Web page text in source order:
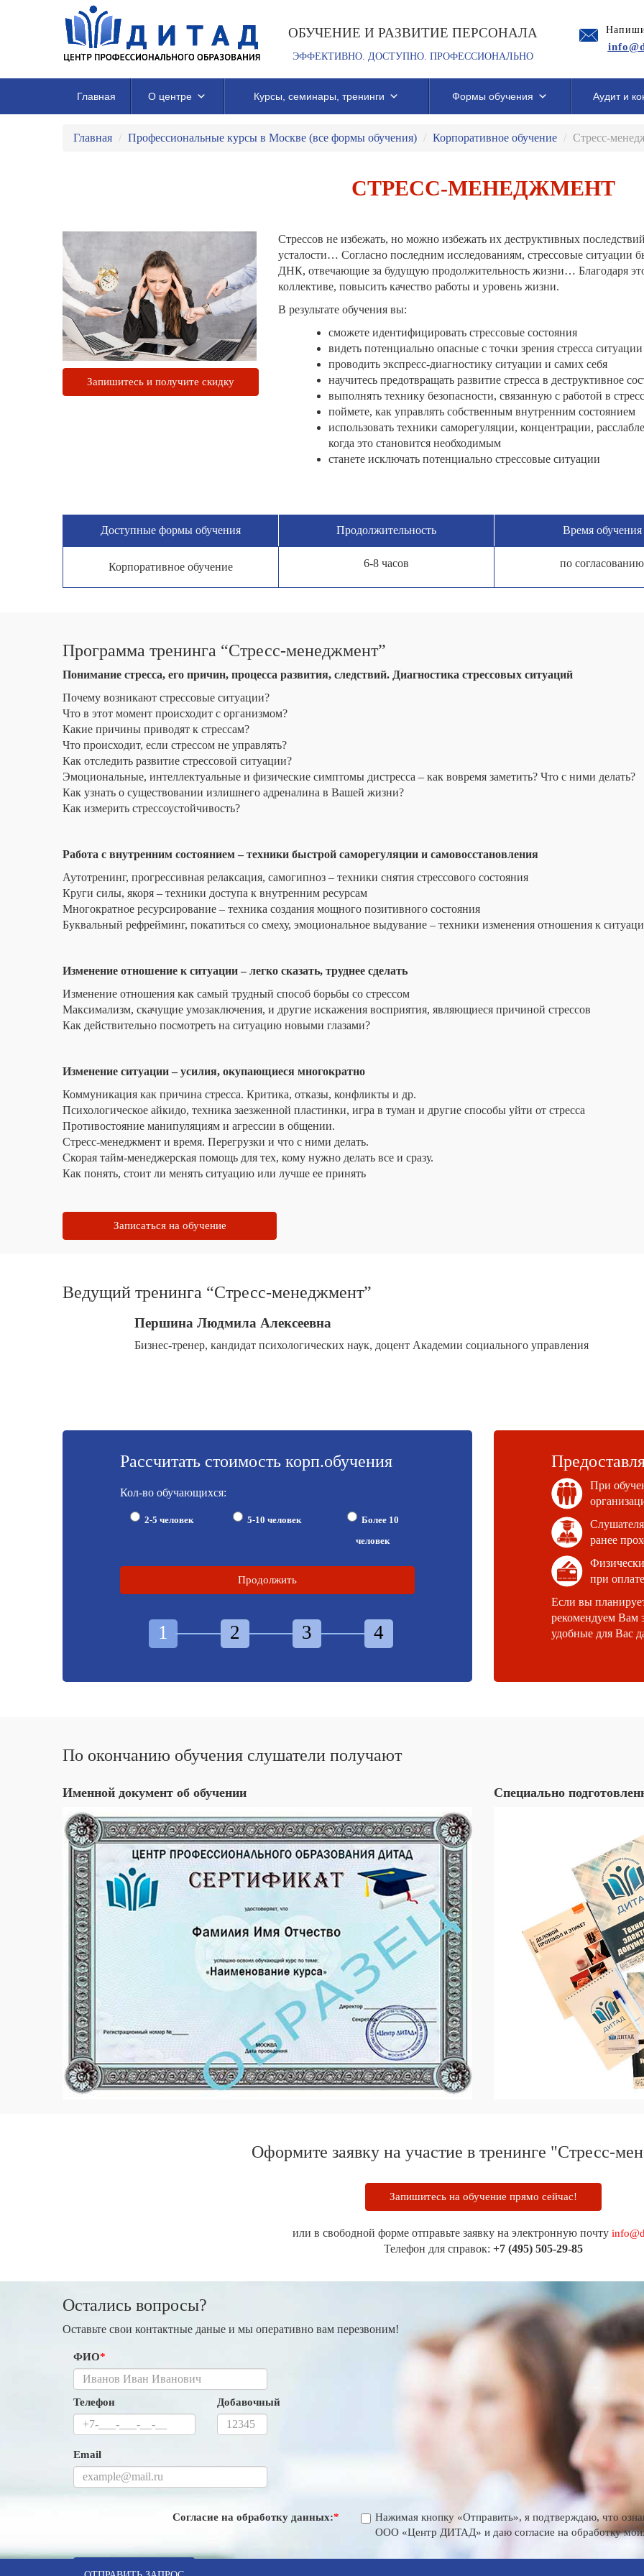
ОБУЧЕНИЕ И РАЗВИТИЕ ПЕРСОНАЛА
ЭФФЕКТИВНО. ДОСТУПНО. ПРОФЕССИОНАЛЬНО
Главная О центре Курсы, семинары, тренинги Формы обучения Аудит и
Главная / Профессиональные курсы в Москве (все формы обучения) / Корпоративное обучение / Стресс-
СТРЕСС-МЕНЕДЖМЕНТ
Запишитесь и получите скидку
Стрессов не избежать, но можно избежать их деструктивных
усталости… Согласно последним исследованиям, стрессовые ситуации
ДНК, отвечающие за будущую продолжительность жизни… Благодаря
коллективе, повысить качество работы и уровень жизни.
В результате обучения вы:
сможете идентифицировать стрессовые состояния
видеть потенциально опасные с точки зрения стресса
проводить экспресс-диагностику ситуации и самих себя
научитесь предотвращать развитие стресса в деструктивное
выполнять технику безопасности, связанную с работой в
поймете, как управлять собственным внутренним состоянием
использовать техники саморегуляции, концентрации,
когда это становится необходимым
станете исключать потенциально стрессовые ситуации
Доступные формы обучения Продолжи­тельность Время обучения
Корпоративное обучение 6-8 часов по согласованию
Программа тренинга “Стресс-менеджмент”
Понимание стресса, его причин, процесса развития, следствий. Диагностика стрессовых ситуаций
Почему возникают стрессовые ситуации?
Что в этот момент происходит с организмом?
Какие причины приводят к стрессам?
Что происходит, если стрессом не управлять?
Как отследить развитие стрессовой ситуации?
Эмоциональные, интеллектуальные и физические симптомы дистресса – как вовремя заметить? Что с ними делать?
Как узнать о существовании излишнего адреналина в Вашей жизни?
Как измерить стрессоустойчивость?
Работа с внутренним состоянием – техники быстрой саморегуляции и самовосстановления
Аутотренинг, прогрессивная релаксация, самогипноз – техники снятия стрессового состояния
Круги силы, якоря – техники доступа к внутренним ресурсам
Многократное ресурсирование – техника создания мощного позитивного состояния
Буквальный рефрейминг, покатиться со смеху, эмоциональное выдувание – техники изменения отношения к
Изменение отношение к ситуации – легко сказать, труднее сделать
Изменение отношения как самый трудный способ борьбы со стрессом
Максимализм, скачущие умозаключения, и другие искажения восприятия, являющиеся причиной стрессов
Как действительно посмотреть на ситуацию новыми глазами?
Изменение ситуации – усилия, окупающиеся многократно
Коммуникация как причина стресса. Критика, отказы, конфликты и др.
Психологическое айкидо, техника заезженной пластинки, игра в туман и другие способы уйти от стресса
Противостояние манипуляциям и агрессии в общении.
Стресс-менеджмент и время. Перегрузки и что с ними делать.
Скорая тайм-менеджерская помощь для тех, кому нужно делать все и сразу.
Как понять, стоит ли менять ситуацию или лучше ее принять
Записаться на обучение
Ведущий тренинга “Стресс-менеджмент”
Першина Людмила Алексеевна
Бизнес-тренер, кандидат психологических наук, доцент Академии социального управления
Рассчитать стоимость корп.обучения
Кол-во обучающихся:
2-5 человек 5-10 человек
Более 10
человек
Продолжить
1 2 3 4
При
ранее
при
Если вы
рекомендуем Вам
удобные для Вас
По окончанию обучения слушатели получают
Именной документ об обучении Специально
Оформите заявку на участие в тренинге "Стресс-
Запишитесь на обучение прямо сейчас!
или в свободной форме отправьте заявку на электронную почту
Телефон для справок: +7 (495) 505-29-85
Остались вопросы?
Оставьте свои контактные даные и мы оперативно вам перезвоним!
ФИО*
Телефон Добавочный
Email
Согласие на обработку данных:*
Нажимая кнопку «Отправить», я подтверждаю, что
ООО «Центр ДИТАД» и даю согласие на обработку